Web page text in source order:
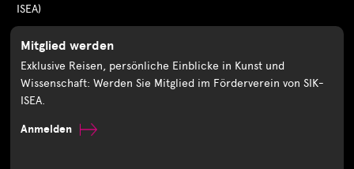
ISEA)
Mitglied werden
Exklusive Reisen, persönliche Einblicke in Kunst und
Wissenschaft: Werden Sie Mitglied im Förderverein von SIK-
ISEA.
Anmelden